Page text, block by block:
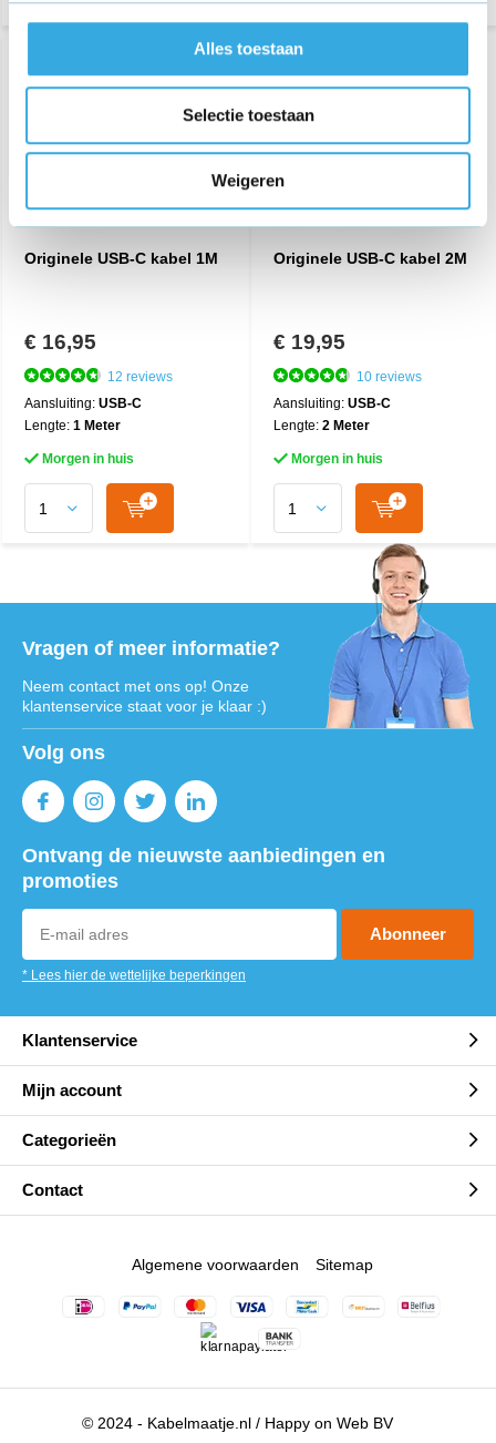
Alles toestaan
Selectie toestaan
Weigeren
Originele USB-C kabel 1M
€ 16,95
12 reviews
Aansluiting: USB-C
Lengte: 1 Meter
Morgen in huis
Originele USB-C kabel 2M
€ 19,95
10 reviews
Aansluiting: USB-C
Lengte: 2 Meter
Morgen in huis
Vragen of meer informatie?
Neem contact met ons op! Onze
klantenservice staat voor je klaar :)
Volg ons
Ontvang de nieuwste aanbiedingen en
promoties
Abonneer
* Lees hier de wettelijke beperkingen
Klantenservice
Mijn account
Categorieën
Contact
© 2024 - Kabelmaatje.nl / Happy on Web BV
Algemene voorwaarden Sitemap